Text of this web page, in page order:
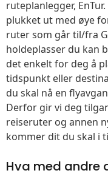
ruteplanlegger,
plukket ut med øye
ruter som går til/fra
holdeplasser du kan
det enkelt for deg å
tidspunkt eller
du skal nå en
Derfor gir vi deg
reiseruter og annen
kommer dit du skal i
Hva med andre